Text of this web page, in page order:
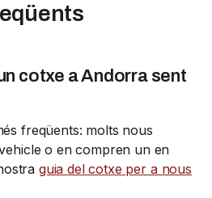
cotxe a Andorra sent
freqüents: molts nous
o en compren un en
guia del cotxe per a nous